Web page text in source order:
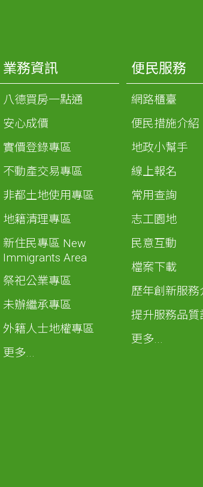
業務資訊
八德買房一點通
安心成價
實價登錄專區
不動產交易專區
非都土地使用專區
地籍清理專區
新住民專區 New
Immigrants Area
祭祀公業專區
未辦繼承專區
外籍人士地權專區
更多...
便民服務
網路櫃臺
便民措施介紹
地政小幫手
線上報名
常用查詢
志工園地
民意互動
檔案下載
歷年創新服務
提升服務品質
更多...